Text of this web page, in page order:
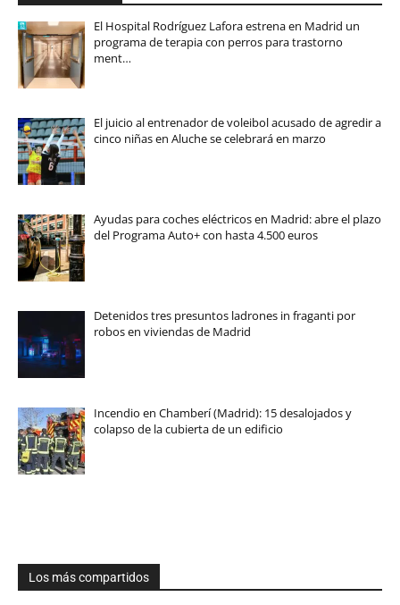
El Hospital Rodríguez Lafora estrena en Madrid un
programa de terapia con perros para trastorno
ment…
El juicio al entrenador de voleibol acusado de agredir a
cinco niñas en Aluche se celebrará en marzo
Ayudas para coches eléctricos en Madrid: abre el plazo
del Programa Auto+ con hasta 4.500 euros
Detenidos tres presuntos ladrones in fraganti por
robos en viviendas de Madrid
Incendio en Chamberí (Madrid): 15 desalojados y
colapso de la cubierta de un edificio
Los más compartidos